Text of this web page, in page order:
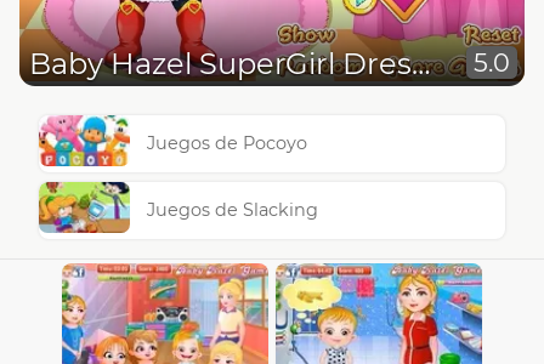
Baby Hazel SuperGirl Dressup 5.0
Juegos de Pocoyo
Juegos de Slacking